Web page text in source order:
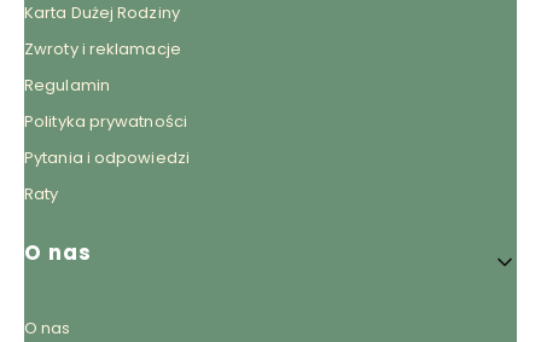
Karta Dużej Rodziny
Zwroty i reklamacje
Regulamin
Polityka prywatności
Pytania i odpowiedzi
Raty
O nas
O nas